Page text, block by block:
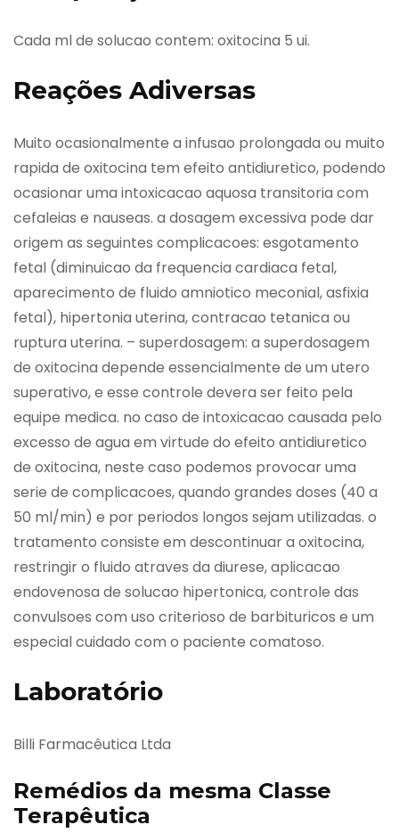
Cada ml de solucao contem: oxitocina 5 ui.
Reações Adiversas
Muito ocasionalmente a infusao prolongada ou muito
rapida de oxitocina tem efeito antidiuretico, podendo
ocasionar uma intoxicacao aquosa transitoria com
cefaleias e nauseas. a dosagem excessiva pode dar
origem as seguintes complicacoes: esgotamento
fetal (diminuicao da frequencia cardiaca fetal,
aparecimento de fluido amniotico meconial, asfixia
fetal), hipertonia uterina, contracao tetanica ou
ruptura uterina. – superdosagem: a superdosagem
de oxitocina depende essencialmente de um utero
superativo, e esse controle devera ser feito pela
equipe medica. no caso de intoxicacao causada pelo
excesso de agua em virtude do efeito antidiuretico
de oxitocina, neste caso podemos provocar uma
serie de complicacoes, quando grandes doses (40 a
50 ml/min) e por periodos longos sejam utilizadas. o
tratamento consiste em descontinuar a oxitocina,
restringir o fluido atraves da diurese, aplicacao
endovenosa de solucao hipertonica, controle das
convulsoes com uso criterioso de barbituricos e um
especial cuidado com o paciente comatoso.
Laboratório
Billi Farmacêutica Ltda
Remédios da mesma Classe
Terapêutica